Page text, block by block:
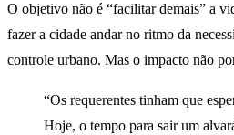
O objetivo não é “facilitar demais” a
fazer a cidade andar no ritmo da
controle urbano. Mas o impacto não
“Os requerentes tinham que
Hoje, o tempo para sair um